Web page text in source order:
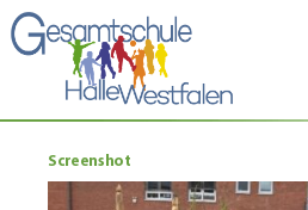
Screenshot